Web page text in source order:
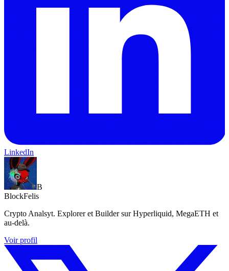
LinkedIn
B
BlockFelis
Crypto Analsyt. Explorer et Builder sur Hyperliquid, MegaETH et
au-delà.
Voir profil